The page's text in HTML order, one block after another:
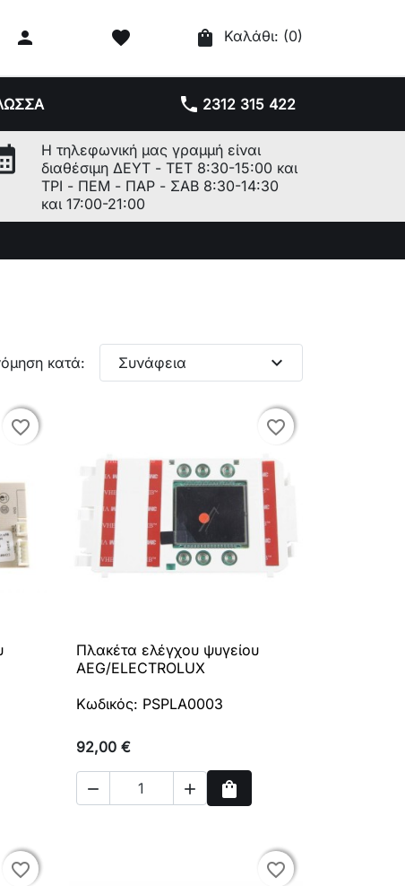
 favorite shopping_bag Καλάθι: (0)
phone 2312 315 422
Η τηλεφωνική μας γραμμή είναι
διαθέσιμη ΔΕΥΤ - ΤΕΤ 8:30-15:00 και
ΤΡΙ - ΠΕΜ - ΠΑΡ - ΣΑΒ 8:30-14:30
και 17:00-21:00
κατά: Συνάφεια expand_more
favorite_border
favorite_border favorite_border
favorite_border
 Γρήγορη προβολή
Πλακέτα ελέγχου ψυγείου
AEG/ELECTROLUX
Κωδικός: PSPLA0003
92,00 €
  shopping_bag
Αγορά
favorite_border
favorite_border favorite_border
favorite_border